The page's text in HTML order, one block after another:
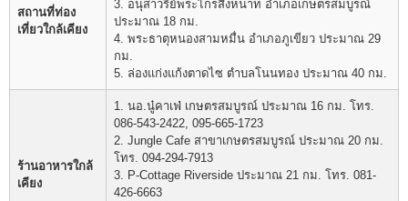
สถานที่ท่อง
เที่ยวใกล้เคียง
3. อนุสาวรีย์พระไกรสิงหนาท อำเภอเกษตรสมบูรณ์
ประมาณ 18 กม.
4. พระธาตุหนองสามหมื่น อำเภอภูเขียว ประมาณ 29
กม.
5. ล่องแก่งแก้งตาดไซ ตำบลโนนทอง ประมาณ 40 กม.
ร้านอาหารใกล้
เคียง
1. นอ.นู๋คาเฟ่ เกษตรสมบูรณ์ ประมาณ 16 กม. โทร.
086-543-2422, 095-665-1723
2. Jungle Cafe สาขาเกษตรสมบูรณ์ ประมาณ 20 กม.
โทร. 094-294-7913
3. P-Cottage Riverside ประมาณ 21 กม. โทร. 081-
426-6663